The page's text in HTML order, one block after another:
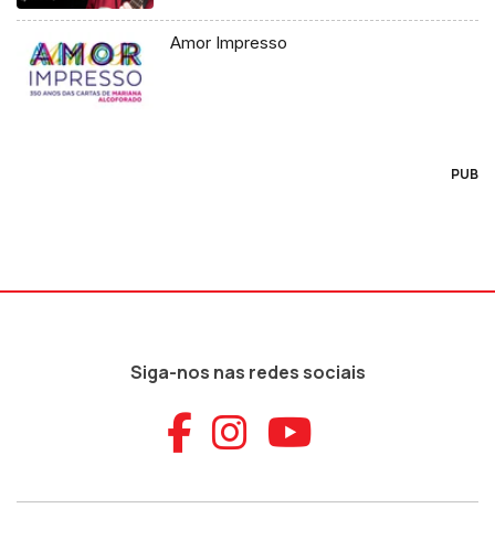
Amor Impresso
PUB
Siga-nos nas redes sociais
Aceder ao
Aceder ao
Aceder